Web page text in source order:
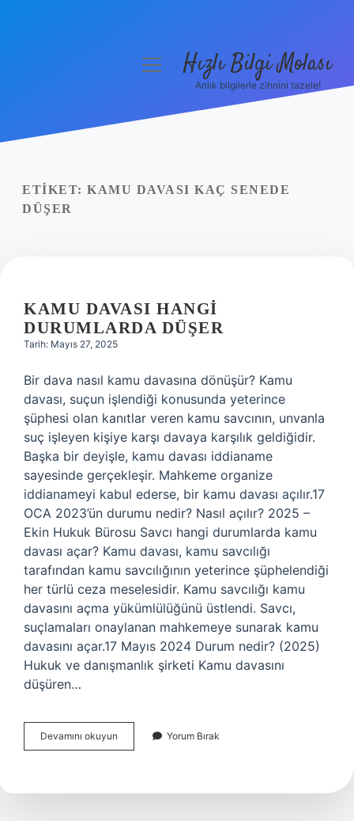
Yasal Uyarı
menüyüHızlı Bilgi Molası
Anlık bilgilerle zihnini tazele!
ETIKET: KAMU DAVASI KAÇ SENEDE
DÜŞER
KAMU DAVASI HANGI
DURUMLARDA DÜŞER
Tarih: Mayıs 27, 2025
Bir dava nasıl kamu davasına dönüşür? Kamu
davası, suçun işlendiği konusunda yeterince
şüphesi olan kanıtlar veren kamu savcının, unvanla
suç işleyen kişiye karşı davaya karşılık geldiğidir.
Başka bir deyişle, kamu davası iddianame
sayesinde gerçekleşir. Mahkeme organize
iddianameyi kabul ederse, bir kamu davası açılır.17
OCA 2023’ün durumu nedir? Nasıl açılır? 2025 –
Ekin Hukuk Bürosu Savcı hangi durumlarda kamu
davası açar? Kamu davası, kamu savcılığı
tarafından kamu savcılığının yeterince şüphelendiği
her türlü ceza meselesidir. Kamu savcılığı kamu
davasını açma yükümlülüğünü üstlendi. Savcı,
suçlamaları onaylanan mahkemeye sunarak kamu
davasını açar.17 Mayıs 2024 Durum nedir? (2025)
Hukuk ve danışmanlık şirketi Kamu davasını
düşüren…
Devamını okuyun
Davası
Düşer
Yorum Bırak